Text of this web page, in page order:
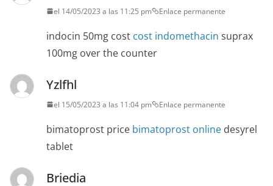
el 14/05/2023 a las 11:25 pm Enlace permanente
indocin 50mg cost cost indomethacin suprax
100mg over the counter
Yzlfhl
el 15/05/2023 a las 11:04 pm Enlace permanente
bimatoprost price bimatoprost online desyrel
tablet
Briedia